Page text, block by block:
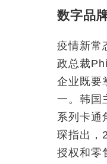
数字品
疫情新常
政总裁
企业既要
一。韩国
系列卡通
琛指出，
授权和零